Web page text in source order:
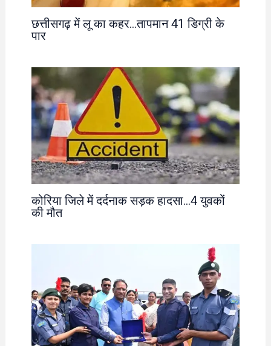
छत्तीसगढ़ में लू का कहर…तापमान 41 डिग्री के
पार
कोरिया जिले में दर्दनाक सड़क हादसा…4 युवकों
की मौत